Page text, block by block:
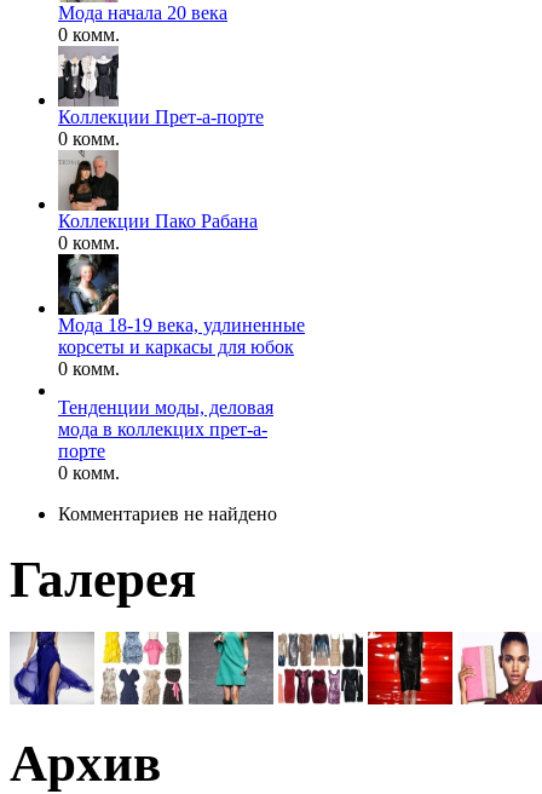
Мода начала 20 века
0 комм.
Коллекции Прет-а-порте
0 комм.
Коллекции Пако Рабана
0 комм.
Мода 18-19 века, удлиненные
корсеты и каркасы для юбок
0 комм.
Тенденции моды, деловая
мода в коллекцих прет-а-
порте
0 комм.
Комментариев не найдено
Галерея
Архив